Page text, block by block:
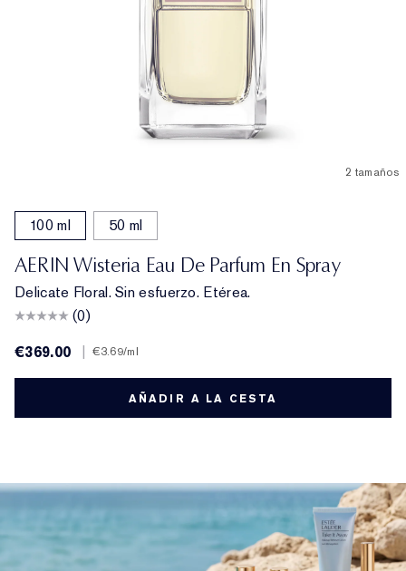
2 tamaños
100 ml 50 ml
AERIN Wisteria Eau De Parfum En Spray
Delicate Floral. Sin esfuerzo. Etérea.
(0)
€369.00
€3.69/ml
AÑADIR A LA CESTA